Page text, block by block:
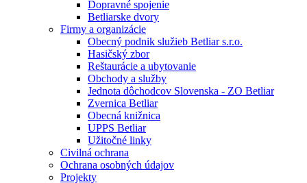
Dopravné spojenie
Betliarske dvory
Firmy a organizácie
Obecný podnik služieb Betliar s.r.o.
Hasičský zbor
Reštaurácie a ubytovanie
Obchody a služby
Jednota dôchodcov Slovenska - ZO Betliar
Zvernica Betliar
Obecná knižnica
UPPS Betliar
Užitočné linky
Civilná ochrana
Ochrana osobných údajov
Projekty